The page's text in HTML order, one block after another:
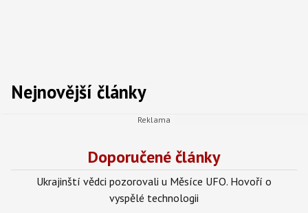
Nejnovější články
Doporučené články
Ukrajinští vědci pozorovali u Měsíce UFO. Hovoří o
vyspělé technologii